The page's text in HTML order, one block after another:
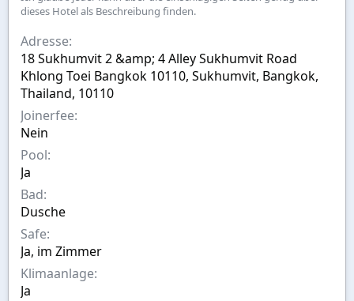
s
t
l
l
t
v
n
s
w
l
i
c
o
r
dieses Hotel als Beschreibung finden.
Adresse
18 Sukhumvit 2 &amp; 4 Alley Sukhumvit Road
Khlong Toei Bangkok 10110, Sukhumvit, Bangkok,
Thailand, 10110
Joinerfee
Nein
Pool
Ja
Bad
Dusche
Safe
Ja, im Zimmer
Klimaanlage
Ja